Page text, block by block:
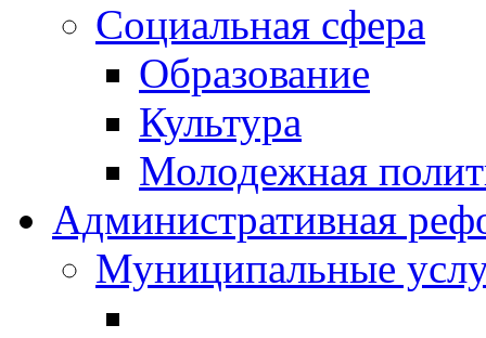
Социальная сфера
Образование
Культура
Молодежная
Административная
Муниципальные